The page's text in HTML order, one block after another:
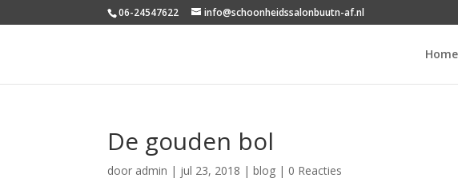
06-24547622 info@schoonheidssalonbuutn-af.nl
Home
De gouden bol
door admin | jul 23, 2018 |blog | 0 Reacties